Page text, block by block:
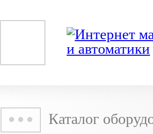
Каталог